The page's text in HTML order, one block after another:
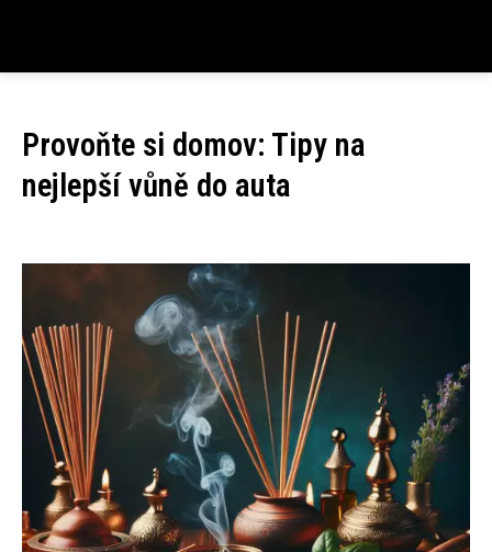
Provoňte si domov: Tipy na
nejlepší vůně do auta